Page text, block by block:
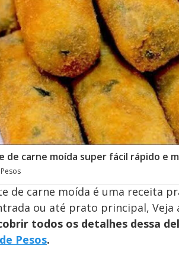
de carne moída super fácil rápido e
de carne moída é uma receita
ou até prato principal,
todos os detalhes dessa
Pesos.